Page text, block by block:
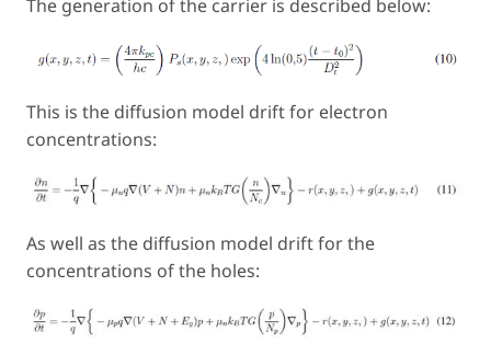
The generation of the carrier is described below:
This is the diffusion model drift for electron
concentrations:
As well as the diffusion model drift for the
concentrations of the holes: